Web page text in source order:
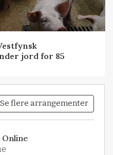
jord for 85
Se flere arrangementer